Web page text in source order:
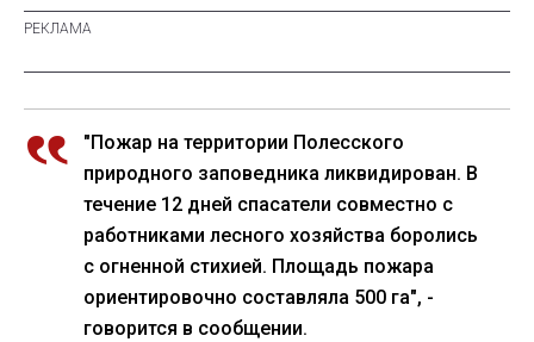
"Пожар на территории Полесского
природного заповедника ликвидирован. В
течение 12 дней спасатели совместно с
работниками лесного хозяйства боролись
с огненной стихией. Площадь пожара
ориентировочно составляла 500 га", -
говорится в сообщении.